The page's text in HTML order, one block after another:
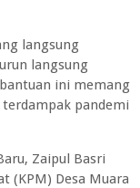
langsung
langsung
ini memang
pandemi
Zaipul Basri
(KPM) Desa Muara